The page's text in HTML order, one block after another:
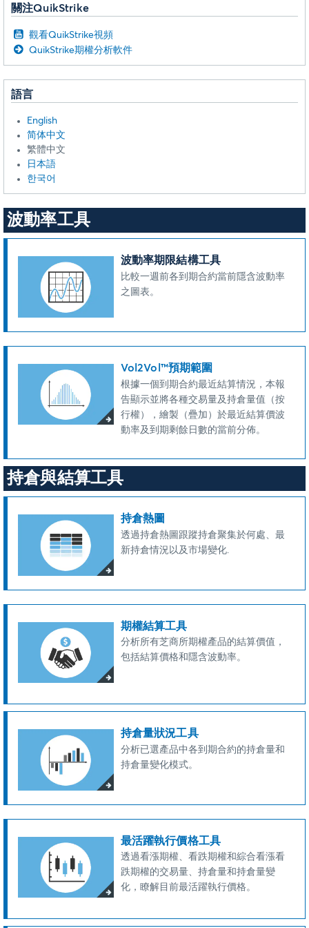
關注QuikStrike
觀看QuikStrike視頻
QuikStrike期權分析軟件
語言
English
简体中文
繁體中文
日本語
한국어
波動率工具
波動率期限結構工具
比較一週前各到期合約當前隱含波動率
之圖表。
Vol2Vol™預期範圍
根據一個到期合約最近結算情況，本報
告顯示並將各種交易量及持倉量值（按
行權），繪製（疊加）於最近結算價波
動率及到期剩餘日數的當前分佈。
持倉與結算工具
持倉熱圖
透過持倉熱圖跟蹤持倉聚集於何處、最
新持倉情況以及市場變化.
期權結算工具
分析所有芝商所期權產品的結算價值，
包括結算價格和隱含波動率。
持倉量狀況工具
分析已選產品中各到期合約的持倉量和
持倉量變化模式。
最活躍執行價格工具
透過看漲期權、看跌期權和綜合看漲看
跌期權的交易量、持倉量和持倉量變
化，瞭解目前最活躍執行價格。